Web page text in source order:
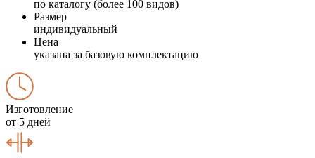
по каталогу (более 100 видов)
Размер
индивидуальный
Цена
указана за базовую комплектацию
Изготовление
от 5 дней